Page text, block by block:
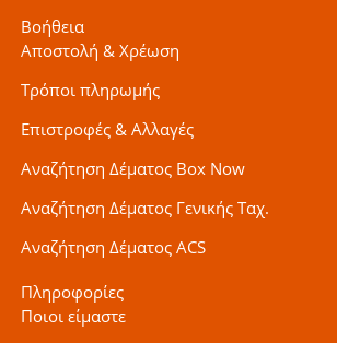
Βοήθεια
Αποστολή & Χρέωση
Τρόποι πληρωμής
Επιστροφές & Αλλαγές
Αναζήτηση Δέματος Box Now
Αναζήτηση Δέματος Γενικής Ταχ.
Αναζήτηση Δέματος ACS
Πληροφορίες
Ποιοι είμαστε